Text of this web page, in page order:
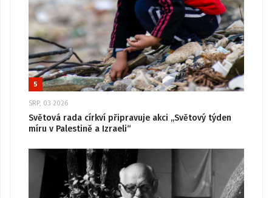
5
SRP, 03 2026
Světová rada církví připravuje akci „Světový týden
míru v Palestině a Izraeli“